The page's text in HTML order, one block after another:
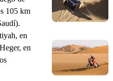
105 km
en
en